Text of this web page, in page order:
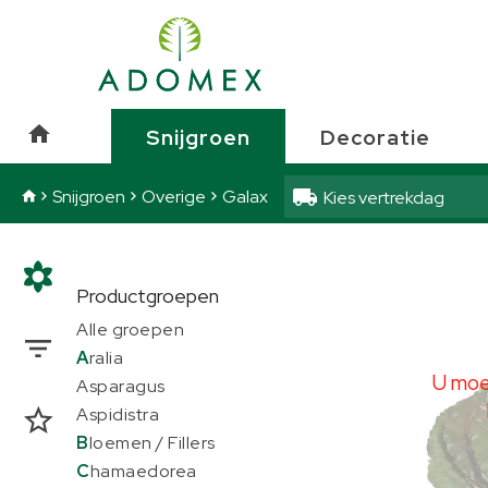
Snijgroen Decoratie
Snijgroen
Overige
Snijgroen Overige Galax Kies vertrekdag
Productgroepen
Alle groepen
Aralia
Asparagus
Aspidistra
Bloemen / Fillers
Chamaedorea
U
U